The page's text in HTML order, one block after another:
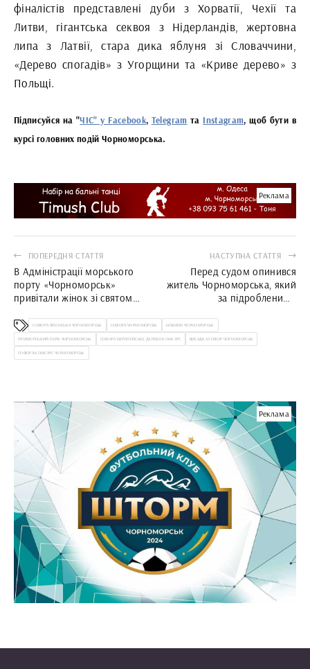
фіналістів представлені дуби з Хорватії, Чехії та
Литви, гігантська секвоя з Нідерландів, жертовна
липа з Латвії, стара дика яблуня зі Словаччини,
«Дерево спогадів» з Угорщини та «Криве дерево» з
Польщі.
Підписуйся на "ЧІС" у Facebook, Telegram та Instagram, щоб бути в
курсі головних подій Чорноморська.
Реклама
ПОПЕРЕДНЯ СТАТТЯ
В Адміністрації морського
порту «Чорноморськ»
привітали жінок зі святом
НАСТУПНА СТАТТЯ
Перед судом опинився
житель Чорноморська, який
за підробленими
квартиру померлої одеситки
СОФОРА ЯПОНСЬКА ЧОРНОМОРСЬК СОФОРА ЧОРНОМОРСЬК НОВИНИ ЧОРНОМОРСЬК
ПРИМОРСЬКИЙ ПАРК ЧОРНОМОРСЬК СОФОРА ЄВРОПЕЙСЬКЕ ДЕРЕВО КОНКУРС ВИСАДКА СОФОР ЧОРНОМОРСЬК
СОФОРА КОНКУРС ЧОРНОМОРСЬК
Реклама